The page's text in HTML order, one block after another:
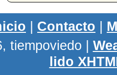
Contacto
tiempoviedo
lido